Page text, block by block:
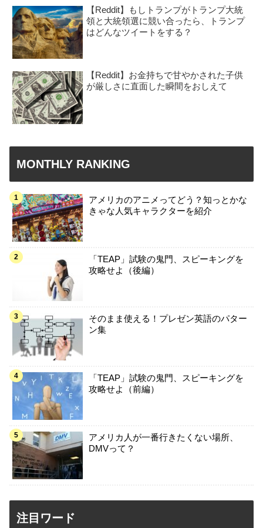
【Reddit】もしトランプがトランプ大統
領と大統領選に競い合ったら、トランプ
はどんなツイートをする？
【Reddit】お金持ちで甘やかされた子供
が厳しさに直面した瞬間をおしえて
MONTHLY RANKING
アメリカのアニメってどう？知っとかな
きゃな人気キャラクターを紹介
「TEAP」試験の鬼門、スピーキングを
攻略せよ（後編）
そのまま使える！プレゼン英語のパター
ン集
「TEAP」試験の鬼門、スピーキングを
攻略せよ（前編）
アメリカ人が一番行きたくない場所、
DMVって？
注目ワード